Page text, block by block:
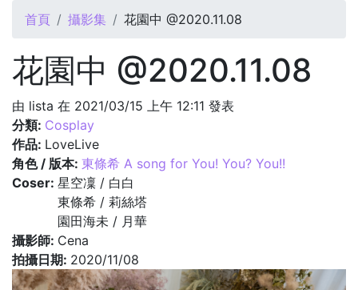
您在這裡
首頁 攝影集 花園中 @2020.11.08
花園中 @2020.11.08
由 lista 在 2021/03/15 上午 12:11 發表
分類: Cosplay
作品: LoveLive
角色 / 版本: 東條希 A song for You! You? You!!
Coser: 星空凜 / 白白
東條希 / 莉絲塔
園田海未 / 月華
攝影師: Cena
拍攝日期: 2020/11/08